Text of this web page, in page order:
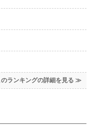
のランキングの詳細を見る ≫